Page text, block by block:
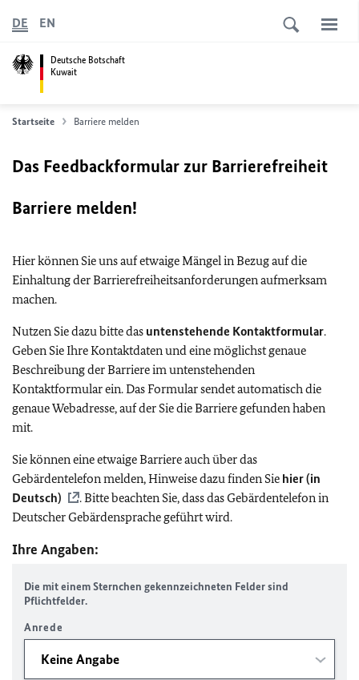
Deutsche Botschaft
Kuwait
DE EN
Startseite Barriere melden
Das Feedbackformular zur Barrierefreiheit
Barriere melden!
Hier können Sie uns auf etwaige Mängel in Bezug auf die
Einhaltung der Barrierefreiheitsanforderungen aufmerksam
machen.
Nutzen Sie dazu bitte das untenstehende Kontaktformular.
Geben Sie Ihre Kontaktdaten und eine möglichst genaue
Beschreibung der Barriere im untenstehenden
Kontaktformular ein. Das Formular sendet automatisch die
genaue Webadresse, auf der Sie die Barriere gefunden haben
mit.
Sie können eine etwaige Barriere auch über das
Gebärdentelefon melden, Hinweise dazu finden Sie hier (in
Deutsch)
. Bitte beachten Sie, dass das Gebärdentelefon in
Deutscher Gebärdensprache geführt wird.
Ihre Angaben:
Die mit einem Sternchen gekennzeichneten Felder sind
Pflichtfelder.
Anrede